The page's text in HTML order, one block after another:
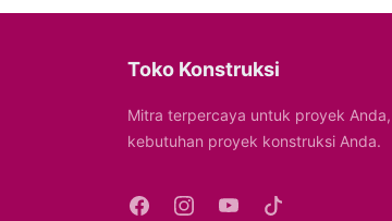
Toko Konstruksi
Mitra terpercaya untuk proyek
kebutuhan proyek konstruksi Anda.